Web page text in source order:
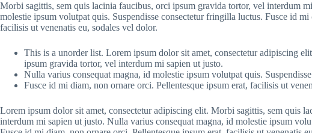
Morbi sagittis, sem quis lacinia faucibus, orci ipsum gravida tortor, vel interdum
molestie ipsum volutpat quis. Suspendisse consectetur fringilla luctus. Fusce id
facilisis ut venenatis eu, sodales vel dolor.
This is a unorder list. Lorem ipsum dolor sit amet, consectetur adipiscing
ipsum gravida tortor, vel interdum mi sapien ut justo.
Nulla varius consequat magna, id molestie ipsum volutpat quis.
Fusce id mi diam, non ornare orci. Pellentesque ipsum erat, facilisis ut
Lorem ipsum dolor sit amet, consectetur adipiscing elit. Morbi sagittis, sem quis
interdum mi sapien ut justo. Nulla varius consequat magna, id molestie ipsum